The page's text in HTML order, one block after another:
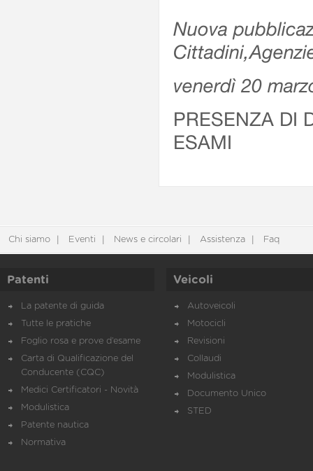
Nuova
venerdì 20
PRESENZA DI
ESAMI
Chi siamo Eventi News e circolari Assistenza Faq
Patenti
La patente di guida
Tutte le pratiche
Foglio rosa e prove d’esame
Carta di Qualificazione del
Conducente (CQC)
Medici Certificatori - Novità
Modulistica
Patente nautica
Normativa
Veicoli
Autoveicoli
Motocicli
Revisioni
Collaudi
Modulistica
Documento Unico
STED